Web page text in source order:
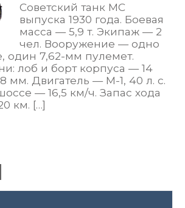
Советский танк МС
выпуска 1930 года. Боевая
масса — 5,9 т. Экипаж — 2
чел. Вооружение — одно
один 7,62-мм пулемет.
лоб и борт корпуса — 14
Двигатель — М-1, 40 л. с.
— 16,5 км/ч. Запас хода
км. […]